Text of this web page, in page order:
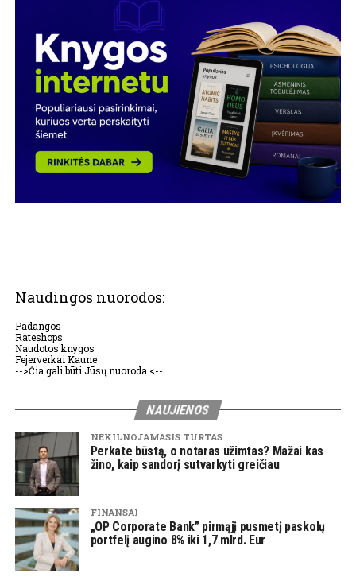
Naudingos nuorodos:
Padangos
Rateshops
Naudotos knygos
Fejerverkai Kaune
-->Čia gali būti Jūsų nuoroda <--
NAUJIENOS
NEKILNOJAMASIS TURTAS
Perkate būstą, o notaras užimtas? Mažai kas
žino, kaip sandorį sutvarkyti greičiau
FINANSAI
„OP Corporate Bank” pirmąjį pusmetį paskolų
portfelį augino 8% iki 1,7 mlrd. Eur